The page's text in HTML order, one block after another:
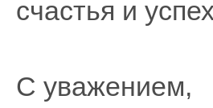
счастья и
С уважением,